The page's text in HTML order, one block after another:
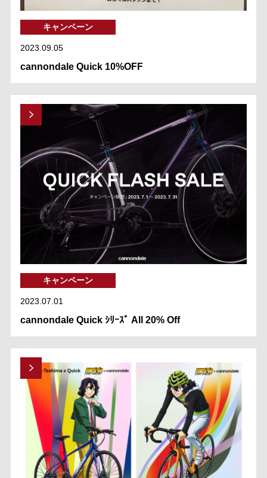
キャンペーン
2023.09.05
cannondale Quick 10%OFF
キャンペーン
2023.07.01
cannondale Quick ｼﾘｰｽﾞ All 20% Off